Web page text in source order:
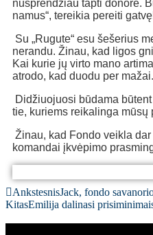
nusprendžiau tapti donore.
namus“, tereikia pereiti
Su „Rugute“ esu šešerius
nerandu. Žinau, kad ligos
Kai kurie jų virto mano
atrodo, kad duodu per mažai.
Didžiuojuosi būdama
tie, kuriems reikalinga mūsų
Žinau, kad Fondo veikla
komandai įkvėpimo
AnkstesnisJack, fondo
KitasEmilija dalinasi